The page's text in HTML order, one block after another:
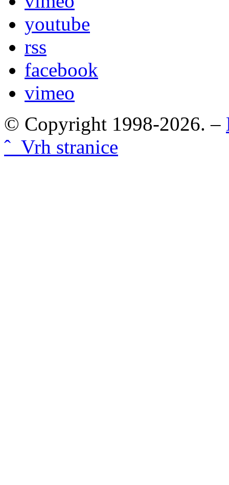
youtube
rss
facebook
vimeo
© Copyright 1998-2026. –
ˆ Vrh stranice